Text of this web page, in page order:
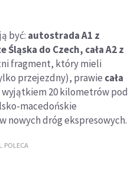
być: autostrada A1 z
do Czech, cała A2 z
fragment, który mieli
przejezdny), prawie cała
wyjątkiem 20 kilometrów pod
macedońskie
nowych dróg ekspresowych.
POLECA